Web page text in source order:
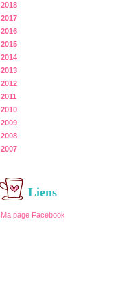
2018
2017
2016
2015
2014
2013
2012
2011
2010
2009
2008
2007
Liens
Ma page Facebook